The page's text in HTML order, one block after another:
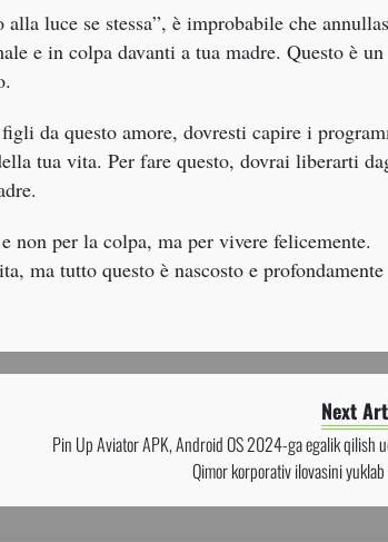
luce se stessa”, è improbabile che
e in colpa davanti a tua madre. Questo è un
da questo amore, dovresti capire i
tua vita. Per fare questo, dovrai liberarti
non per la colpa, ma per vivere felicemente.
ma tutto questo è nascosto e profondamente
Next
Pin Up Aviator APK, Android OS 2024-ga egalik qilish
Qimor korporativ ilovasini